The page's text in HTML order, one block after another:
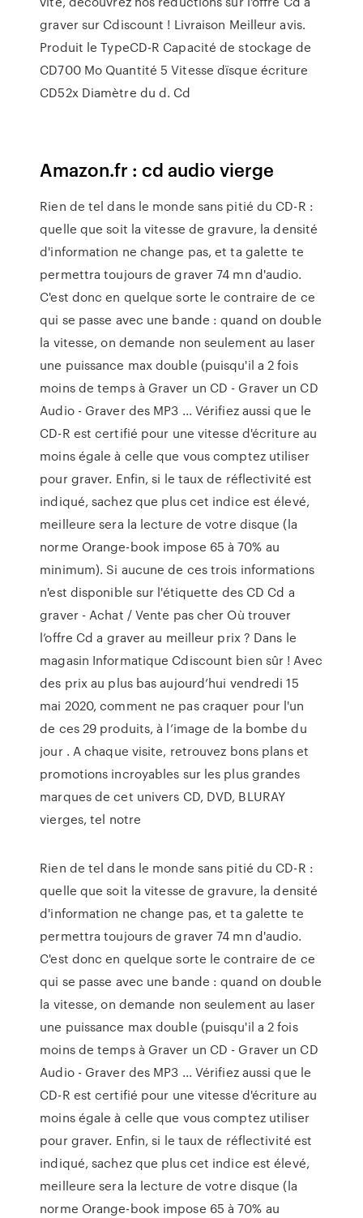
graver sur Cdiscount ! Livraison Meilleur avis.
Produit le TypeCD-R Capacité de stockage de
CD700 Mo Quantité 5 Vitesse dïsque écriture
CD52x Diamètre du d. Cd
Amazon.fr : cd audio vierge
Rien de tel dans le monde sans pitié du CD-R :
quelle que soit la vitesse de gravure, la densité
d'information ne change pas, et ta galette te
permettra toujours de graver 74 mn d'audio.
C'est donc en quelque sorte le contraire de ce
qui se passe avec une bande : quand on double
la vitesse, on demande non seulement au laser
une puissance max double (puisqu'il a 2 fois
moins de temps à Graver un CD - Graver un CD
Audio - Graver des MP3 ... Vérifiez aussi que le
CD-R est certifié pour une vitesse d'écriture au
moins égale à celle que vous comptez utiliser
pour graver. Enfin, si le taux de réflectivité est
indiqué, sachez que plus cet indice est élevé,
meilleure sera la lecture de votre disque (la
norme Orange-book impose 65 à 70% au
minimum). Si aucune de ces trois informations
n'est disponible sur l'étiquette des CD Cd a
graver - Achat / Vente pas cher Où trouver
l’offre Cd a graver au meilleur prix ? Dans le
magasin Informatique Cdiscount bien sûr ! Avec
des prix au plus bas aujourd’hui vendredi 15
mai 2020, comment ne pas craquer pour l'un
de ces 29 produits, à l’image de la bombe du
jour . A chaque visite, retrouvez bons plans et
promotions incroyables sur les plus grandes
marques de cet univers CD, DVD, BLURAY
vierges, tel notre
Rien de tel dans le monde sans pitié du CD-R :
quelle que soit la vitesse de gravure, la densité
d'information ne change pas, et ta galette te
permettra toujours de graver 74 mn d'audio.
C'est donc en quelque sorte le contraire de ce
qui se passe avec une bande : quand on double
la vitesse, on demande non seulement au laser
une puissance max double (puisqu'il a 2 fois
moins de temps à Graver un CD - Graver un CD
Audio - Graver des MP3 ... Vérifiez aussi que le
CD-R est certifié pour une vitesse d'écriture au
moins égale à celle que vous comptez utiliser
pour graver. Enfin, si le taux de réflectivité est
indiqué, sachez que plus cet indice est élevé,
meilleure sera la lecture de votre disque (la
norme Orange-book impose 65 à 70% au